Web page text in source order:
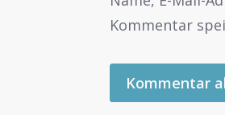
Kommentar